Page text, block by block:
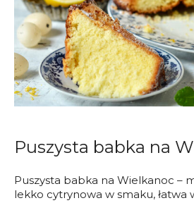
Puszysta babka na
Puszysta babka na Wielkanoc –
lekko cytrynowa w smaku, łatwa